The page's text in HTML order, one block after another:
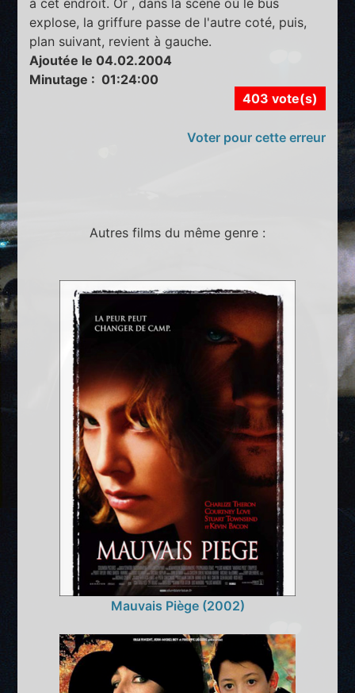
explose, la griffure passe de l'autre coté, puis,
plan suivant, revient à gauche.
Ajoutée le 04.02.2004
Minutage : 01:24:00
403 vote(s)
Voter pour cette erreur
Autres films du même genre :
Mauvais Piège (2002)